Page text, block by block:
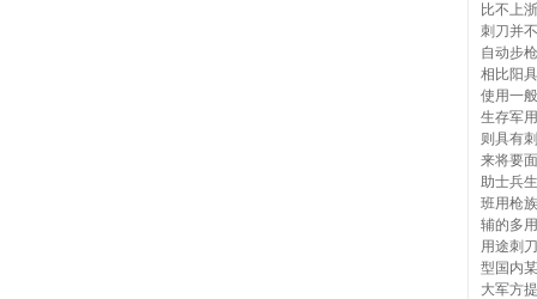
比不上
刺刀并
自动步
相比阳
使用一
生存军
则具有
来将要
助士兵
班用枪
辅的多
用途刺
型国内
大军方